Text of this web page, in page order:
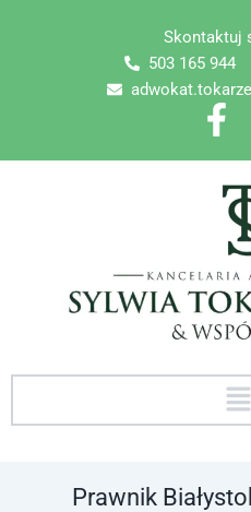
Skontaktuj
503 165 944
Prawnik